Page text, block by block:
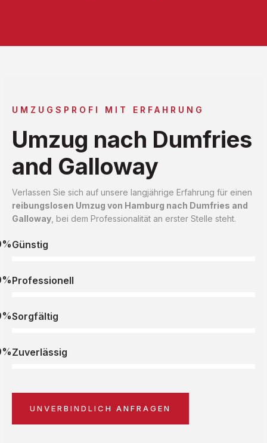
UMZUGSPROFI MIT ERFAHRUNG
Umzug nach Dumfries
and Galloway
Verlassen Sie sich auf unsere langjährige Erfahrung für einen
reibungslosen Umzug von Hamburg nach Dumfries and
Galloway , bei dem Professionalität an erster Stelle steht.
Günstig
Professionell
Sorgfältig
Zuverlässig
UNVERBINDLICH ANFRAGEN